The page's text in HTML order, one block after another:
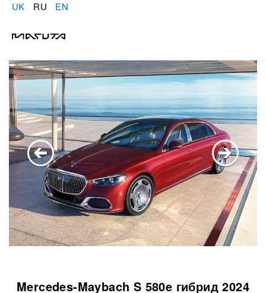
UK RU EN
Mercedes-Maybach S 580e гибрид 2024